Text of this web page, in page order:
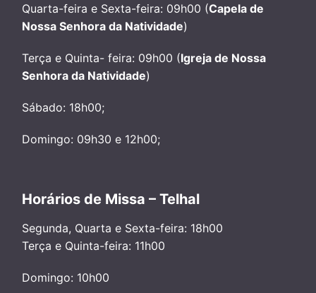
Quarta-feira e Sexta-feira: 09h00 (Capela de
Nossa Senhora da Natividade)
Terça e Quinta- feira: 09h00 (Igreja de Nossa
Senhora da Natividade)
Sábado: 18h00;
Domingo: 09h30 e 12h00;
Horários de Missa – Telhal
Segunda, Quarta e Sexta-feira: 18h00
Terça e Quinta-feira: 11h00
Domingo: 10h00